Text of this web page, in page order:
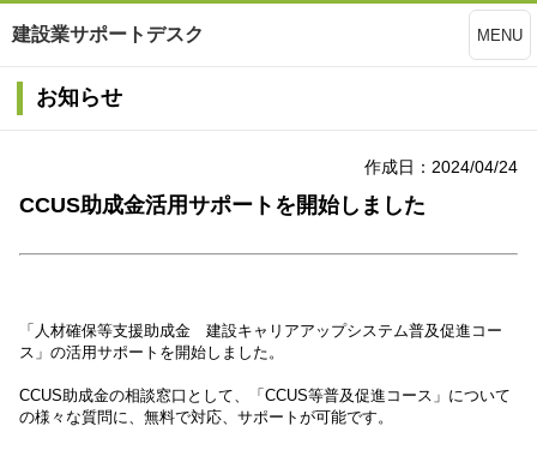
建設業サポートデスク MENU
お知らせ
作成日：2024/04/24
CCUS助成金活用サポートを開始しました
「人材確保等支援助成金 建設キャリアアップシステム普及促進コー
ス」の活用サポートを開始しました。
CCUS助成金の相談窓口として、「CCUS等普及促進コース」について
の様々な質問に、無料で対応、サポートが可能です。